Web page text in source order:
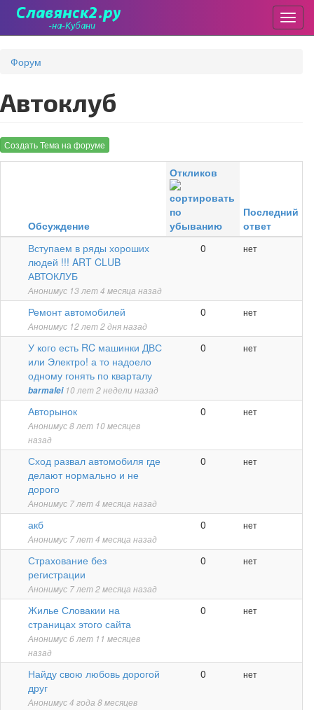
основному
Форум
Автоклуб
Создать Тема на форуме
Обсуждение
Откликов
Последний
ответ
ОбычнаяВступаем в ряды хороших
людей !!! ART CLUB
АВТОКЛУБ
Анонимус 13 лет 4 месяца назад
0 нет
ОбычнаяРемонт автомобилей
Анонимус 12 лет 2 дня назад
0 нет
ОбычнаяУ кого есть RC машинки ДВС
или Электро! а то надоело
одному гонять по кварталу
barmalei10 лет 2 недели назад
0 нет
ОбычнаяАвторынок
Анонимус8 лет 10 месяцев
назад
0 нет
ОбычнаяСход развал автомобиля где
делают нормально и не
дорого
Анонимус 7 лет 4 месяца назад
0 нет
Обычная
акб
Анонимус 7 лет 4 месяца назад
0 нет
ОбычнаяСтрахование без
регистрации
Анонимус 7 лет 2 месяца назад
0 нет
ОбычнаяЖилье Словакии на
страницах этого сайта
Анонимус6 лет 11 месяцев
назад
0 нет
ОбычнаяНайду свою любовь дорогой
друг
Анонимус4 года 8 месяцев
0 нет